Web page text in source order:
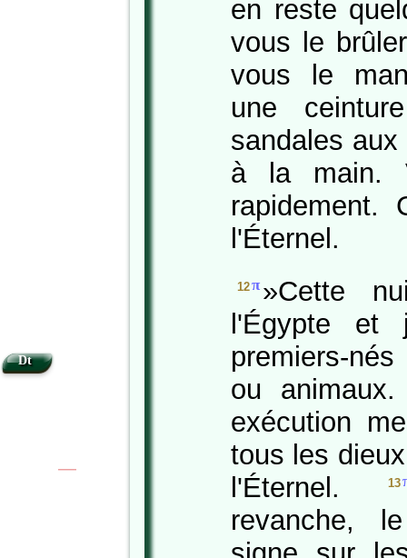
en reste
vous le
vous le
une
sandales
à la main.
rapidement.
l'Éternel.
12π »Cette
l'Égypte
premiers-
ou
exécution
tous les
l'Éternel.
13
revanche,
Dt